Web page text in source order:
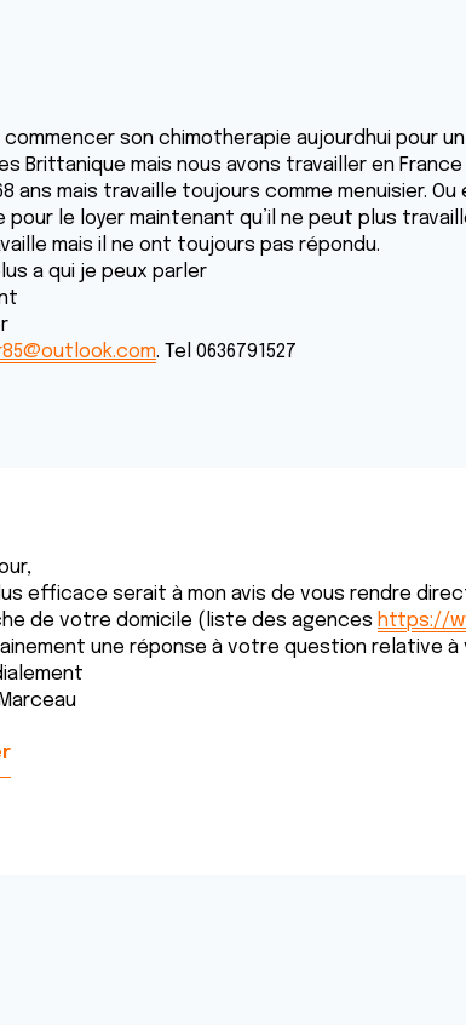
commencer son chimotherapie aujourdhui pour
Brittanique mais nous avons travailler en France
ans mais travaille toujours comme menuisier.
pour le loyer maintenant qu’il ne peut plus
mais il ne ont toujours pas répondu.
a qui je peux parler
. Tel 0636791527
efficace serait à mon avis de vous rendre
de votre domicile (liste des agences https://
une réponse à votre question relative à